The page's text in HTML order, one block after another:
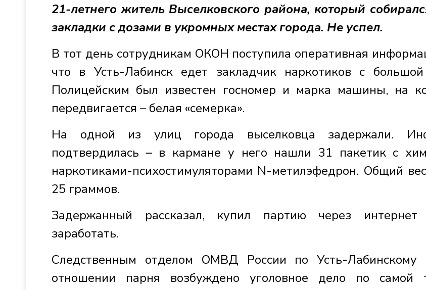
21-летнего житель Выселковского района, который
закладки с дозами в укромных местах города. Не успел.
В тот день сотрудникам ОКОН поступила оперативная
что в Усть-Лабинск едет закладчик наркотиков с
Полицейским был известен госномер и марка машины, на
передвигается – белая «семерка».
На одной из улиц города выселковца задержали.
подтвердилась – в кармане у него нашли 31 пакетик с
наркотиками-психостимуляторами N-метилэфедрон. Общий
25 граммов.
Задержанный рассказал, купил партию через
заработать.
Следственным отделом ОМВД России по Усть-Лабинскому
отношении парня возбуждено уголовное дело по самой